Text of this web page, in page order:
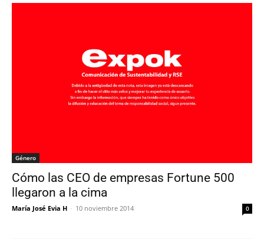
Género
Cómo las CEO de empresas Fortune 500
llegaron a la cima
María José Evia H - 10 noviembre 2014 0